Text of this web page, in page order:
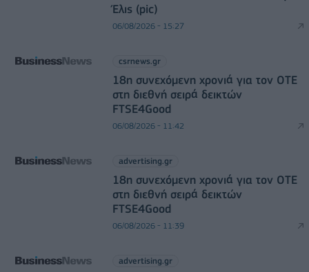
Έλις (pic)
06/08/2026 - 15:27
csrnews.gr
18η συνεχόμενη χρονιά για τον ΟΤΕ
στη διεθνή σειρά δεικτών
FTSE4Good
06/08/2026 - 11:42
advertising.gr
18η συνεχόμενη χρονιά για τον ΟΤΕ
στη διεθνή σειρά δεικτών
FTSE4Good
06/08/2026 - 11:39
advertising.gr